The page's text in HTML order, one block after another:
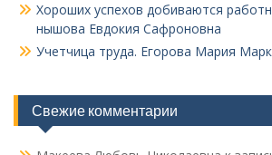
Хороших успехов добиваются
нышова Евдокия Сафроновна
Учетчица труда. Его­рова Мария
Свежие комментарии